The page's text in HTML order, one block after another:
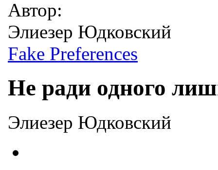
Автор:
Элиезер Юдковский
Fake Preferences
Не ради одного
Элиезер Юдковский